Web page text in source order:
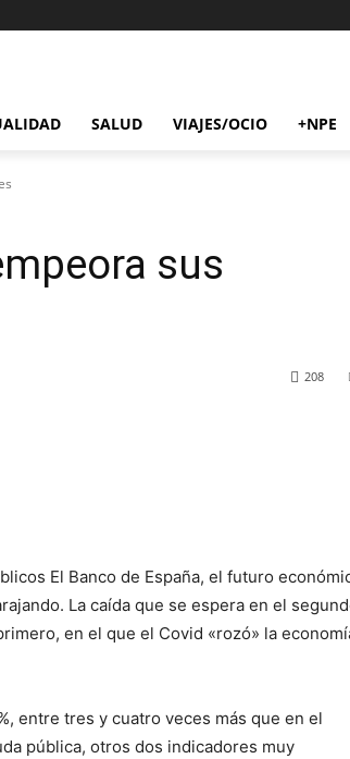
SALUD VIAJES/OCIO +NPE
sus
208
El Banco de España, el futuro
La caída que se espera en el
en el que el Covid «rozó» la
entre tres y cuatro veces más que en el
pública, otros dos indicadores muy